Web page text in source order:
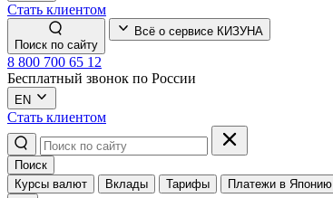
Стать клиентом
Поиск по сайту
Всё о сервисе КИЗУНА
8 800 700 65 12
Бесплатный звонок по России
EN
Стать клиентом
Поиск
Курсы валют
Вклады Тарифы Платежи в Японию